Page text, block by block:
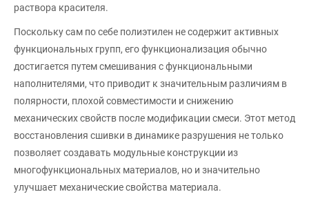
раствора красителя.
Поскольку сам по себе полиэтилен не содержит активных
функциональных групп, его функционализация обычно
достигается путем смешивания с функциональными
наполнителями, что приводит к значительным различиям в
полярности, плохой совместимости и снижению
механических свойств после модификации смеси. Этот метод
восстановления сшивки в динамике разрушения не только
позволяет создавать модульные конструкции из
многофункциональных материалов, но и значительно
улучшает механические свойства материала.